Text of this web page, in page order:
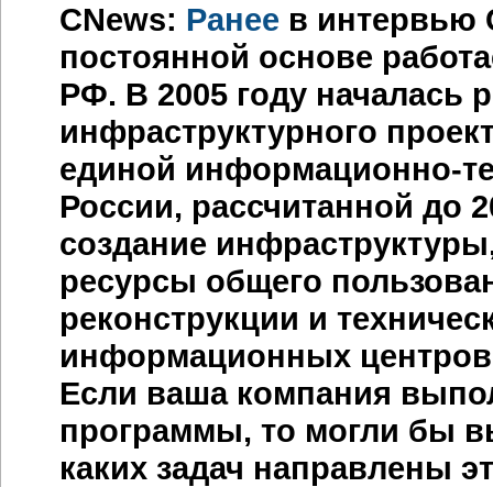
CNews: Ранее в интервью
постоянной основе
РФ. В 2005 году началась
инфраструктурного
единой информационно-
России, рассчитанной до
создание
ресурсы общего
реконструкции и
информационных
Если ваша компания
программы, то могли бы
каких задач направлены